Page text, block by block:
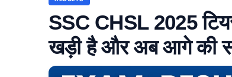
SSC CHSL 2025
खड़ी है और अब आगे की